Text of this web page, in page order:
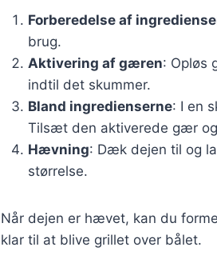
Forberedelse af
brug.
Aktivering af gæren: Opløs
indtil det skummer.
Bland ingredienserne: I en
Tilsæt den aktiverede gær
Hævning: Dæk dejen til og
størrelse.
Når dejen er hævet, kan du
klar til at blive grillet over bålet.